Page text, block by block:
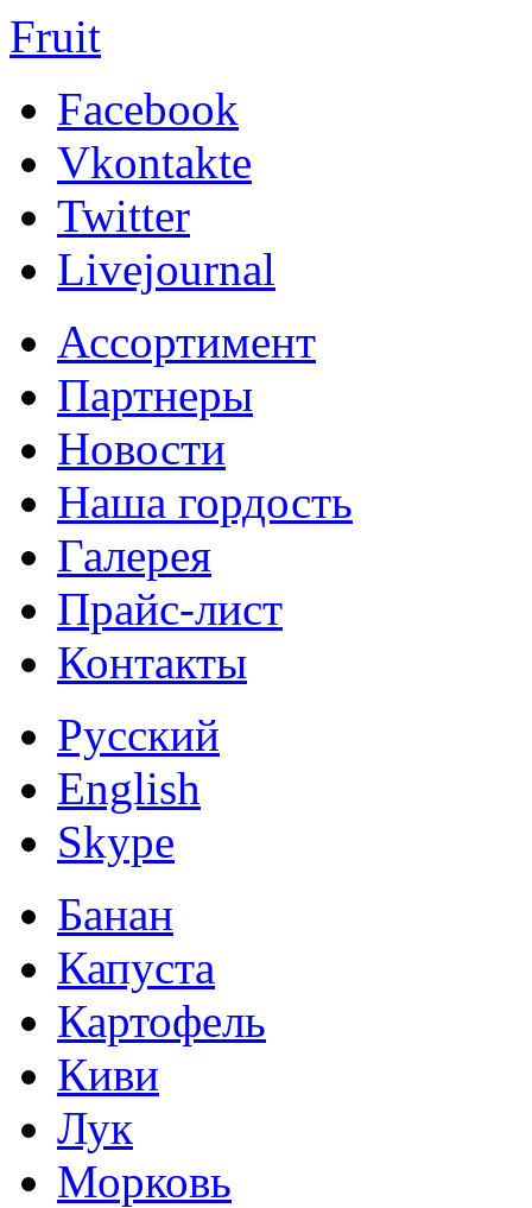
Fruit
Facebook
Vkontakte
Twitter
Livejournal
Ассортимент
Партнеры
Новости
Наша гордость
Галерея
Прайс-лист
Контакты
Русский
English
Skype
Банан
Капуста
Картофель
Киви
Лук
Морковь